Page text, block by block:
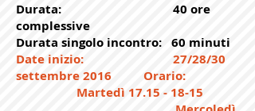
Durata: 40 ore
complessive
Durata singolo incontro: 60 minuti
Date inizio: 27/28/30
settembre 2016
Orario:
Martedì 17.15 - 18-15